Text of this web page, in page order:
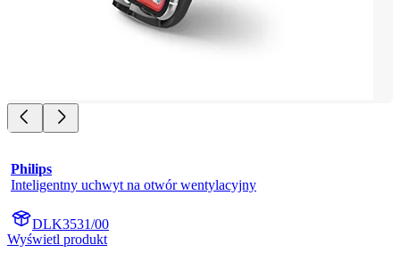
Philips
Inteligentny uchwyt na otwór wentylacyjny
DLK3531/00
Wyświetl produkt